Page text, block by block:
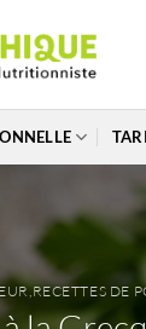
,RECETTES DE